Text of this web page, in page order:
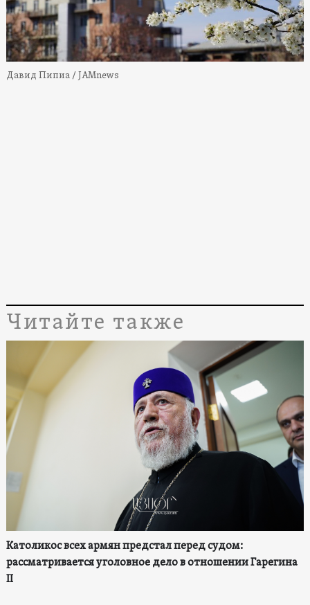
Давид Пипиа / JAMnews
Читайте также
Католикос всех армян предстал перед судом:
рассматривается уголовное дело в отношении Гарегина
II